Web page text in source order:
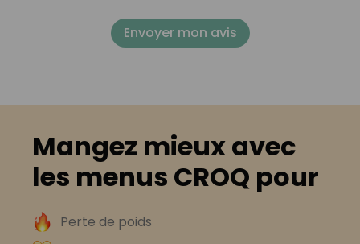
Envoyer mon avis
Mangez mieux avec
les menus CROQ pour
Perte de poids